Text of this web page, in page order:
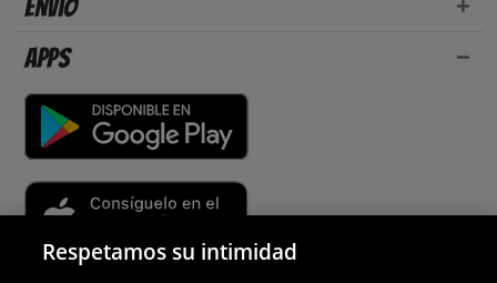
Envío
Apps
Respetamos su intimidad